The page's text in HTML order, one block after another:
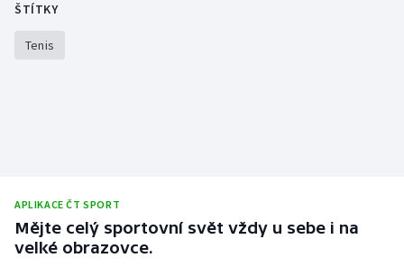
Rychlostní kanoistika
Triatlon
Veslování
ŠTÍTKY
Tenis
APLIKACE ČT SPORT
Mějte celý sportovní svět vždy u sebe i na
velké obrazovce.